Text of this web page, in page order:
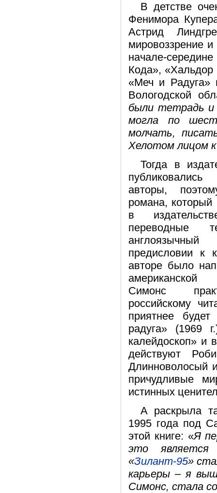
В детстве
Фенимора
Астрид
мировоззрение
начале-
Кода»,
«Меч и Радуга»
Вологодской
были тетрадь и
могла по
молчать,
Хелотом лицом
Тогда в
авторы,
романа,
в
переводные
предисловии к
авторе было
Симонс
российскому
приятнее
радуга» (1969
калейдоскоп» и
действуют
Длинноволосый
причудливые
истинных
А раскрыла
1995 года под
этой книге: «Я
это является
«Зилант-95»
карьеры – я
Симонс, стала